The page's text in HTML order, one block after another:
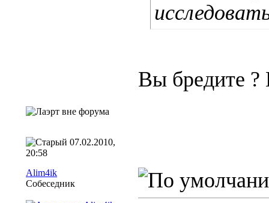
Вы бредите ?
07.02.2010,
20:58
Alim4ik
Собеседник